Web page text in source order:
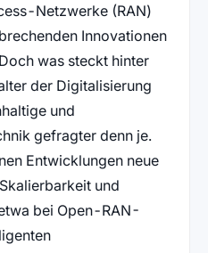
Netzwerke (RAN)
Innovationen
was steckt hinter
der Digitalisierung
und
gefragter denn je.
Entwicklungen neue
und
bei Open-RAN-